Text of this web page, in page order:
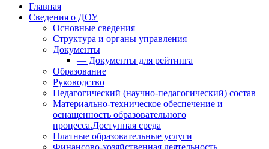
Главная
Сведения о ДОУ
Основные сведения
Структура и органы управления
Документы
— Документы для рейтинга
Образование
Руководство
Педагогический (научно-педагогический) состав
Материально-техническое обеспечение и
оснащенность образовательного
процесса.Доступная среда
Платные образовательные услуги
Финансово-хозяйственная деятельность